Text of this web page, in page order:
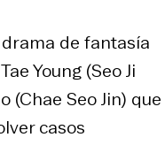
drama de fantasía
Young (Seo Ji
(Chae Seo Jin) que
casos